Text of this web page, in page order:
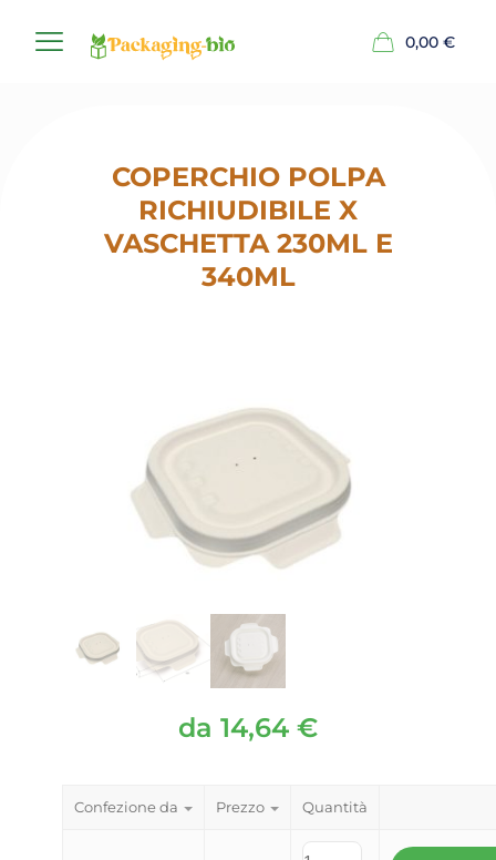
0,00 €
COPERCHIO POLPA
RICHIUDIBILE X
VASCHETTA 230ML E
340ML
da 14,64 €
Confezione da Prezzo Quantità